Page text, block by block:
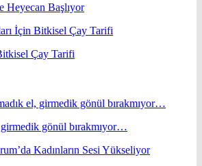
Heyecan Başlıyor
Çay Tarifi
girmedik gönül bırakmıyor…